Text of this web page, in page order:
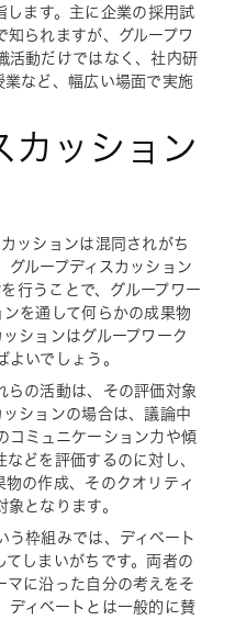
します。主に企業の採用試
知られますが、グループワ
活動だけではなく、社内研
業など、幅広い場面で実施
カッション
ッションは混同されがち
グループディスカッション
行うことで、グループワー
を通して何らかの成果物
ションはグループワーク
いでしょう。
らの活動は、その評価対象
ションの場合は、議論中
コミュニケーション力や傾
どを評価するのに対し、
物の作成、そのクオリティ
となります。
う枠組みでは、ディベート
てしまいがちです。両者の
マに沿った自分の考えをそ
ディベートとは一般的に賛